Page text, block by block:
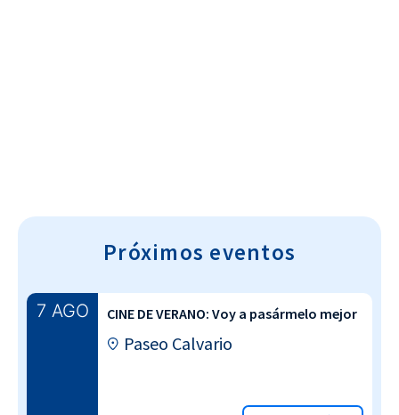
Próximos eventos
7 AGO CINE DE VERANO: Voy a pasármelo mejor
Paseo Calvario